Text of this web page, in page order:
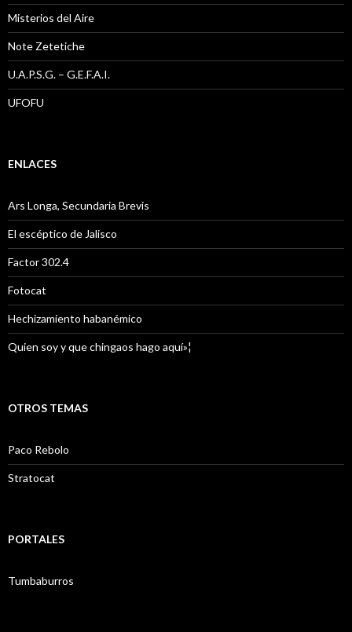
Misterios del Aire
Note Zetetiche
U.A.P.S.G. – G.E.F.A.I.
UFOFU
ENLACES
Ars Longa, Secundaria Brevis
El escéptico de Jalisco
Factor 302.4
Fotocat
Hechizamiento habanémico
Quien soy y que chingaos hago aquí»¦
OTROS TEMAS
Paco Rebolo
Stratocat
PORTALES
Tumbaburros